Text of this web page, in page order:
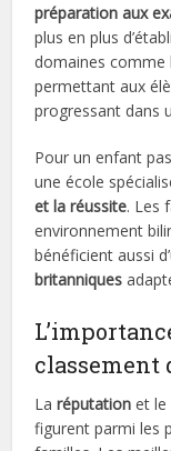
préparation aux
plus en plus
domaines
permettant aux
progressant dans
Pour un enfant
une école
et la réussite. Les
environnement
bénéficient aussi
britanniques
classement
Laréputation et le
figurent parmi les